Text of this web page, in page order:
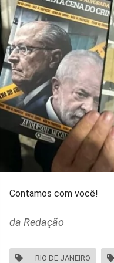
Contamos com você!
da Redação
RIO DE JANEIRO